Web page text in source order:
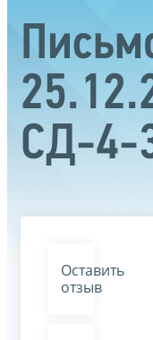
СД-4-
Оставить
отзыв